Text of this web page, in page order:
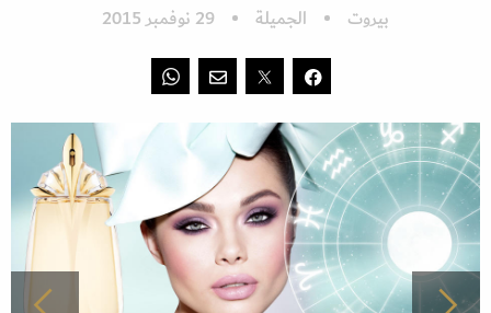
بيروت الجميلة 29 نوفمبر 2015